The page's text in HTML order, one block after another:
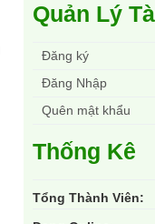
Quản Lý
Đăng ký
Đăng Nhập
Quên mật khẩu
Thống Kê
Tổng Thành Viên: